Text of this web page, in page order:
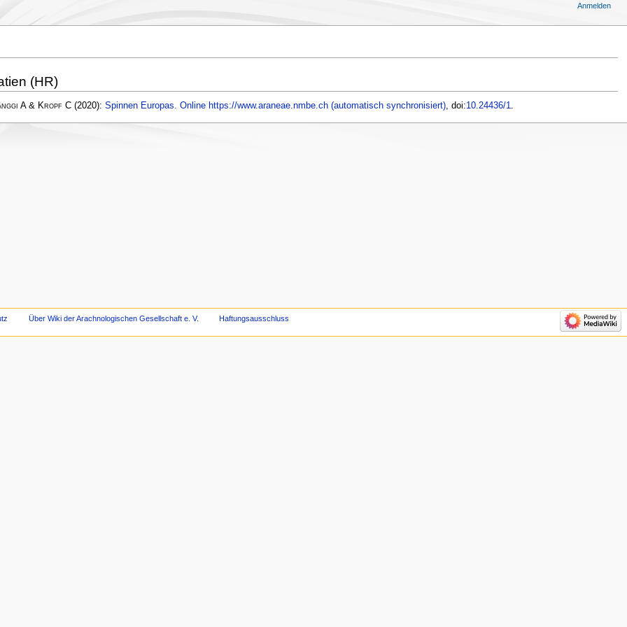
(HR)
A & Kropf C(2020): Spinnen Europas. Online https://www.araneae.nmbe.ch (automatisch synchronisiert), doi:10.24436/1.
Anmelden
Über Wiki der Arachnologischen Gesellschaft e. V. Haftungsausschluss